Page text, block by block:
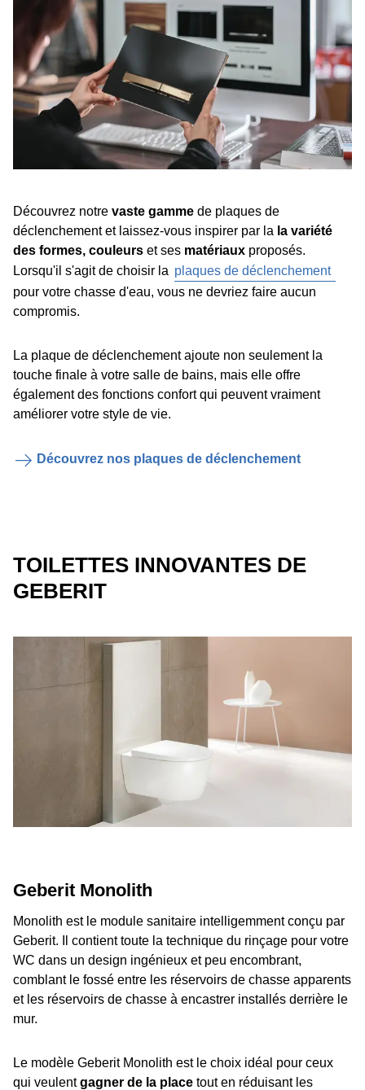
Découvrez notre vaste gamme de plaques de
déclenchement et laissez-vous inspirer par la la variété
des formes, couleurs et ses matériaux proposés.
Lorsqu'il s'agit de choisir la plaques de déclenchement
pour votre chasse d'eau, vous ne devriez faire aucun
compromis.
La plaque de déclenchement ajoute non seulement la
touche finale à votre salle de bains, mais elle offre
également des fonctions confort qui peuvent vraiment
améliorer votre style de vie.
Découvrez nos plaques de déclenchement
TOILETTES INNOVANTES DE
GEBERIT
Geberit Monolith
Monolith est le module sanitaire intelligemment conçu par
Geberit. Il contient toute la technique du rinçage pour votre
WC dans un design ingénieux et peu encombrant,
comblant le fossé entre les réservoirs de chasse apparents
et les réservoirs de chasse à encastrer installés derrière le
mur.
Le modèle Geberit Monolith est le choix idéal pour ceux
qui veulentgagner de la place tout en réduisant les